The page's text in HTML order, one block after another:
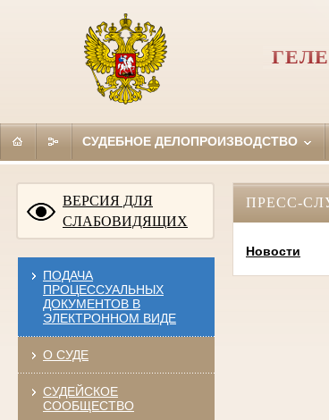
СУДЕБНОЕ ДЕЛОПРОИЗВОДСТВО
ВЕРСИЯ ДЛЯ
СЛАБОВИДЯЩИХ
ПОДАЧА
ПРОЦЕССУАЛЬНЫХ
ДОКУМЕНТОВ В
ЭЛЕКТРОННОМ ВИДЕ
О СУДЕ
СУДЕЙСКОЕ
СООБЩЕСТВО
ПРЕСС-
Новости